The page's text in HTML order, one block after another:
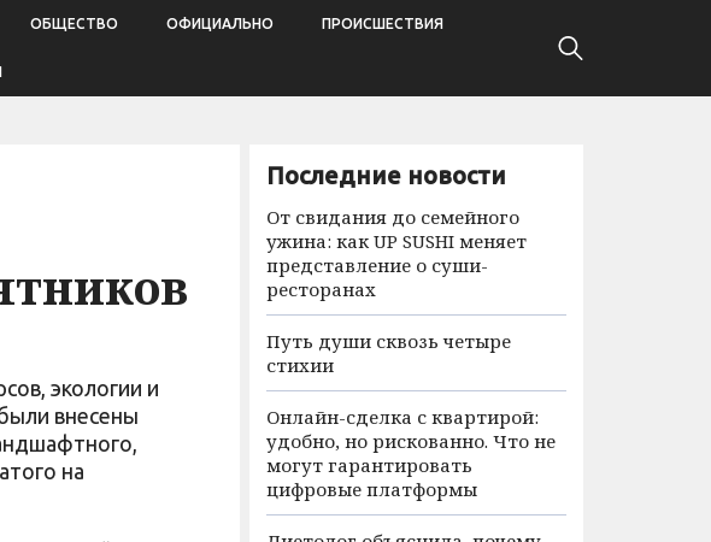
ОБЩЕСТВО ОФИЦИАЛЬНО ПРОИСШЕСТВИЯ
экологии и
внесены
на
Последние новости
От свидания до семейного
ужина: как UP SUSHI меняет
представление о суши-
ресторанах
Путь души сквозь четыре
стихии
Онлайн-сделка с квартирой:
удобно, но рискованно. Что не
могут гарантировать
цифровые платформы